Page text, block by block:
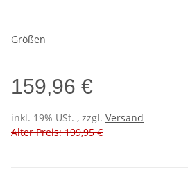
Größen
159,96 €
inkl. 19% USt. , zzgl. Versand
Alter Preis: 199,95 €